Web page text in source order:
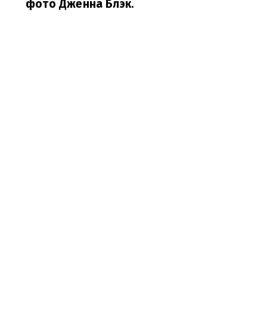
фото Дженна Блэк.